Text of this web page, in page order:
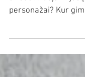
Garso įrašų
ar subtitruojami
personažai? Kur